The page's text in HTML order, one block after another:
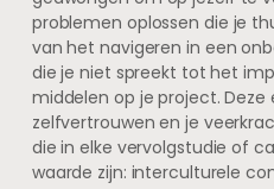
problemen oplossen die je
van het navigeren in een
die je niet spreekt tot het
middelen op je project.
zelfvertrouwen en je
die in elke vervolgstudie of
waarde zijn: interculturele